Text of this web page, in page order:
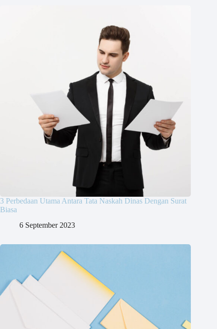
3 Perbedaan Utama Antara Tata Naskah Dinas Dengan Surat
Biasa
6 September 2023